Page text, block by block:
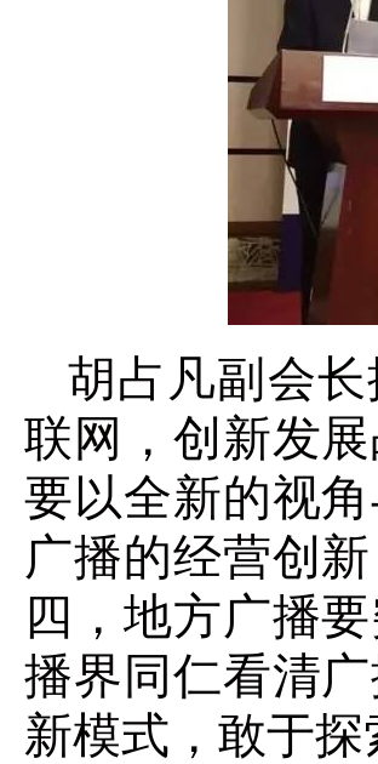
胡占凡副会
联网，创新发
要以全新的视
广播的经营创
四，地方广播
播界同仁看清
新模式，敢于